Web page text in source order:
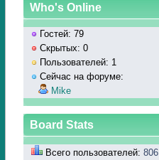
Who's Online
Гостей: 79
Скрытых: 0
Пользователей: 1
Сейчас на форуме:
Mike
Board Stats
Всего пользователей:806